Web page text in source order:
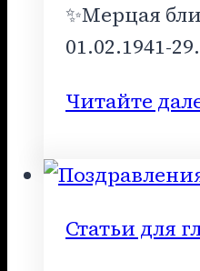
✨Мерцая
01.02.1941-
Читайте
Статьи для